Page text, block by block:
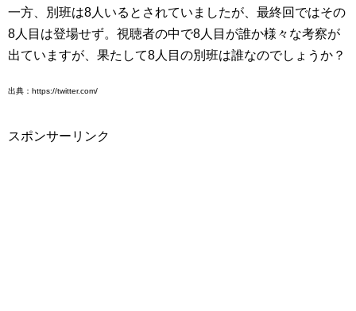
一方、別班は8人いるとされていましたが、最終回ではその
8人目は登場せず。視聴者の中で8人目が誰か様々な考察が
出ていますが、果たして8人目の別班は誰なのでしょうか？
出典：https://twitter.com/
スポンサーリンク